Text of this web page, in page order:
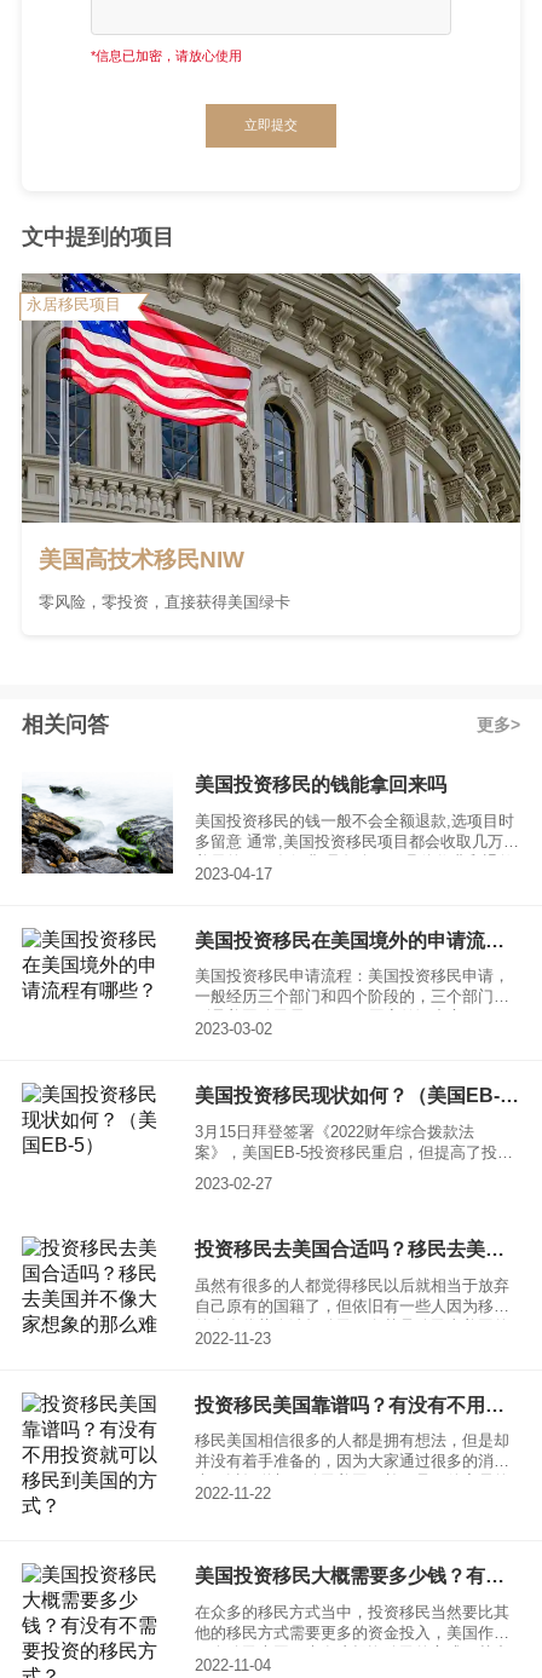
*信息已加密，请放心使用
立即提交
文中提到的项目
永居移民项目
美国高技术移民NIW
零风险，零投资，直接获得美国绿卡
相关问答 更多
美国投资移民的钱能拿回来吗
美国投资移民的钱一般不会全额退款,选项目时
多留意 通常,美国投资移民项目都会收取几万元
的条款都不一样。大部分的项目发行费是用作
拒,会退还发行费。建议投资者在选择项目的时
候,也最好了解清楚这方面的条款。
2023-04-17
美国投资移民申请流程：美国投资移民申请，
一般经历三个部门和四个阶段的，三个部门分
美国驻外领事馆；
2023-03-02
美国投资移民现状如何？（美国EB-5）
3月15日拜登签署《2022财年综合拨款法
案》，美国EB-5投资移民重启，但提高了投资
金，非TEA项目为100万美元。新政策中TEA项
2023-02-27
投资移民去美国合适吗？移民去美国并不像大家想象的那么难
虽然有很多的人都觉得移民以后就相当于放弃
自己原有的国籍了，但依旧有一些人因为移民
人数确实是比较多的，因为美国在很多方面都
通过的是投资移民去美国，一起来了解一下现
在还合适吗？
2022-11-23
移民美国相信很多的人都是拥有想法，但是却
并没有着手准备的，因为大家通过很多的消息
事情，但是美国对于对自己国家有帮助的人也
吗？
2022-11-22
美国投资移民大概需要多少钱？有没有不需要投资的移民方式？
在众多的移民方式当中，投资移民当然要比其
他的移民方式需要更多的资金投入，美国作为
大家可以通过E-2签证的方法就能够获得无限期
2022-11-04